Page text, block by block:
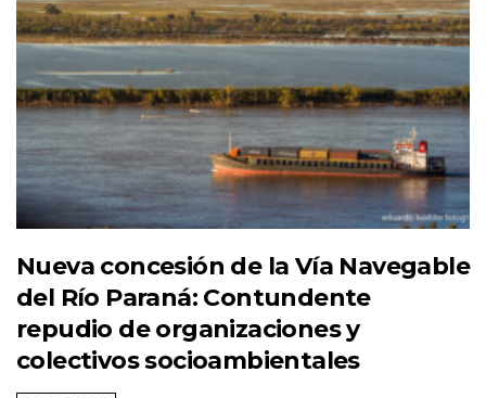
Nueva concesión de la Vía Navegable
del Río Paraná: Contundente
repudio de organizaciones y
colectivos socioambientales